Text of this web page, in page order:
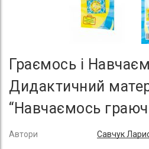
Граємось і
Дидактичний
“Навчаємось
Автори Савчук